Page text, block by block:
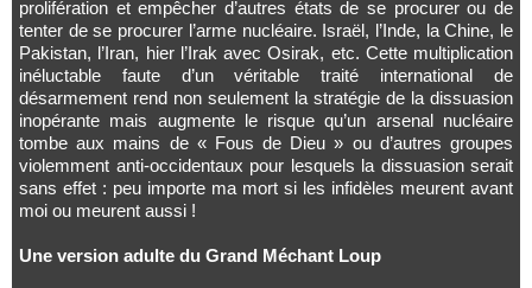
prolifération et empêcher d’autres états de se procurer ou de
tenter de se procurer l’arme nucléaire. Israël, l’Inde, la Chine, le
Pakistan, l’Iran, hier l’Irak avec Osirak, etc. Cette multiplication
inéluctable faute d’un véritable traité international de
désarmement rend non seulement la stratégie de la dissuasion
inopérante mais augmente le risque qu’un arsenal nucléaire
tombe aux mains de « Fous de Dieu » ou d’autres groupes
violemment anti-occidentaux pour lesquels la dissuasion serait
sans effet : peu importe ma mort si les infidèles meurent avant
moi ou meurent aussi !
Une version adulte du Grand Méchant Loup